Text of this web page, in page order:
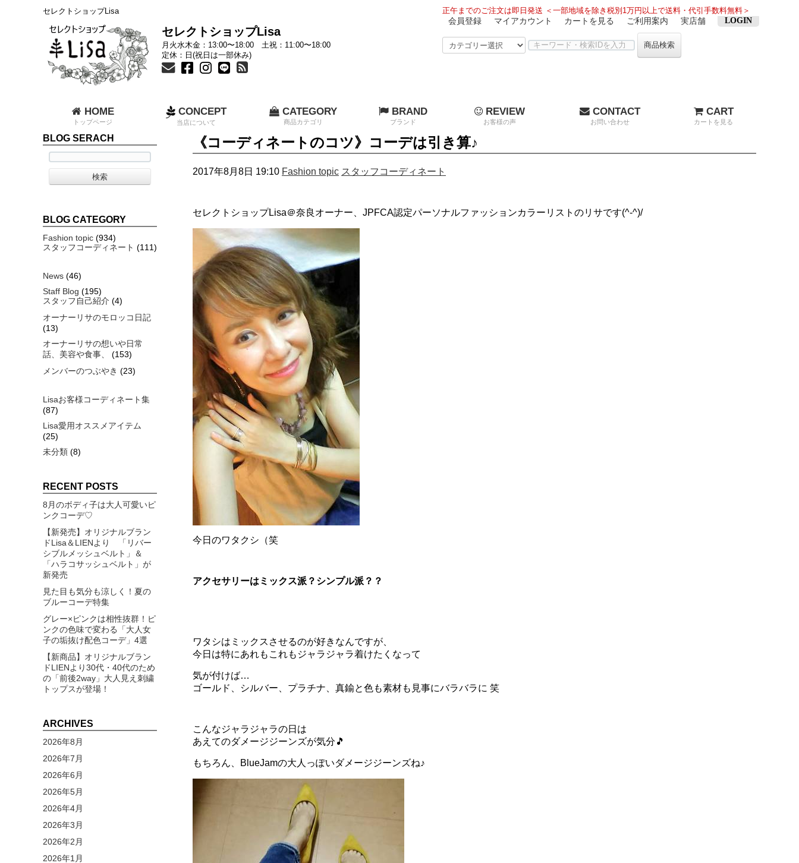
正午までのご注文は即日発送 ＜一部地域を除き税別1万円以上で送料・代引手数料無料＞
会員登録 マイアカウント カートを見る ご利用案内 実店舗 LOGIN
商品検索
セレクトショップLisa
セレクトショップLisa
月火水木金：13:00〜18:00 土祝：11:00〜18:00
定休：日(祝日は一部休み)
HOME
トップページ
CONCEPT
当店について
CATEGORY
商品カテゴリ
BRAND
ブランド
REVIEW
お客様の声
CONTACT
お問い合わせ
CART
カートを見る
《コーディネートのコツ》コーデは引き算♪
2017年8月8日 19:10 Fashion topic スタッフコーディネート
セレクトショップLisa＠奈良オーナー、JPFCA認定パーソナルファッションカラーリストのリサです(^-^)/
今日のワタクシ（笑
アクセサリーはミックス派？シンプル派？？
ワタシはミックスさせるのが好きなんですが、
今日は特にあれもこれもジャラジャラ着けたくなって
気が付けば…
ゴールド、シルバー、プラチナ、真鍮と色も素材も見事にバラバラに 笑
こんなジャラジャラの日は
あえてのダメージジーンズが気分 🎵
もちろん、BlueJamの大人っぽいダメージジーンズね♪
BLOG SERACH
BLOG CATEGORY
Fashion topic (934)
スタッフコーディネート (111)
News (46)
Staff Blog (195)
スタッフ自己紹介 (4)
オーナーリサのモロッコ日記
(13)
オーナーリサの想いや日常
話、美容や食事、
(153)
メンバーのつぶやき (23)
Lisaお客様コーディネート集
(87)
Lisa愛用オススメアイテム
(25)
未分類 (8)
RECENT POSTS
8月のボディ子は大人可愛いピ
ンクコーデ♡
【新発売】オリジナルブラン
ドLisa＆LIENより 「リバー
シブルメッシュベルト」＆
「ハラコサッシュベルト」が
新発売
見た目も気分も涼しく！夏の
ブルーコーデ特集
グレー×ピンクは相性抜群！ピ
ンクの色味で変わる「大人女
子の垢抜け配色コーデ」4選
【新商品】オリジナルブラン
ドLIENより30代・40代のため
の「前後2way」大人見え刺繍
トップスが登場！
ARCHIVES
2026年8月
2026年7月
2026年6月
2026年5月
2026年4月
2026年3月
2026年2月
2026年1月